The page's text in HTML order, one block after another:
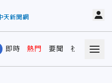
即時 熱門 要聞 社會 娛樂